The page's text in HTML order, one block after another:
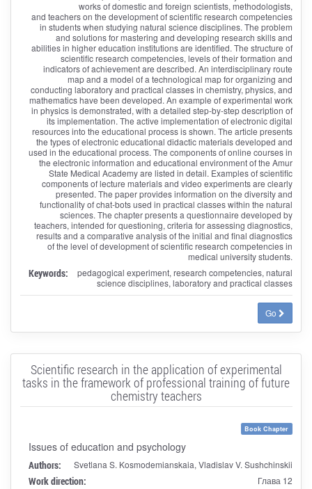
works of domestic and foreign scientists, methodologists,
and teachers on the development of scientific research competencies
in students when studying natural science disciplines. The problem
and solutions for mastering and developing research skills and
abilities in higher education institutions are identified. The structure of
scientific research competencies, levels of their formation and
indicators of achievement are described. An interdisciplinary route
map and a model of a technological map for organizing and
conducting laboratory and practical classes in chemistry, physics, and
mathematics have been developed. An example of experimental work
in physics is demonstrated, with a detailed step-by-step description of
its implementation. The active implementation of electronic digital
resources into the educational process is shown. The article presents
the types of electronic educational didactic materials developed and
used in the educational process. The components of online courses in
the electronic information and educational environment of the Amur
State Medical Academy are listed in detail. Examples of scientific
components of lecture materials and video experiments are clearly
presented. The paper provides information on the diversity and
functionality of chat-bots used in practical classes within the natural
sciences. The chapter presents a questionnaire developed by
teachers, intended for questioning, criteria for assessing diagnostics,
results and a comparative analysis of the initial and final diagnostics
of the level of development of scientific research competencies in
medical university students.
Keywords:
pedagogical experiment, research competencies, natural
science disciplines, laboratory and practical classes
Go
Scientific research in the application of experimental
tasks in the framework of professional training of future
chemistry teachers
Book Chapter
Issues of education and psychology
Authors: Svetlana S. Kosmodemianskaia, Vladislav V. Sushchinskii
Work direction: Глава 12